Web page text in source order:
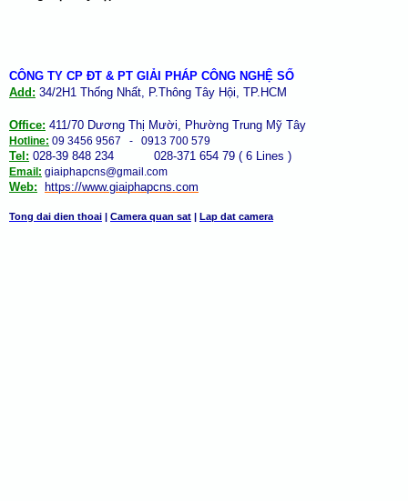
CÔNG TY CP ĐT & PT GIẢI PHÁP CÔNG NGHỆ SỐ
Add: 34/2H1 Thống Nhất, P.Thông Tây Hội, TP.HCM
Office: 411/70 Dương Thị Mười, Phường Trung Mỹ Tây
Hotline: 09 3456 9567 - 0913 700 579
Tel: 028-39 848 234 028-371 654 79 ( 6 Lines )
Email: giaiphapcns@gmail.com
Web: https://www.giaiphapcns.com
Tong dai dien thoai | Camera quan sat | Lap dat camera